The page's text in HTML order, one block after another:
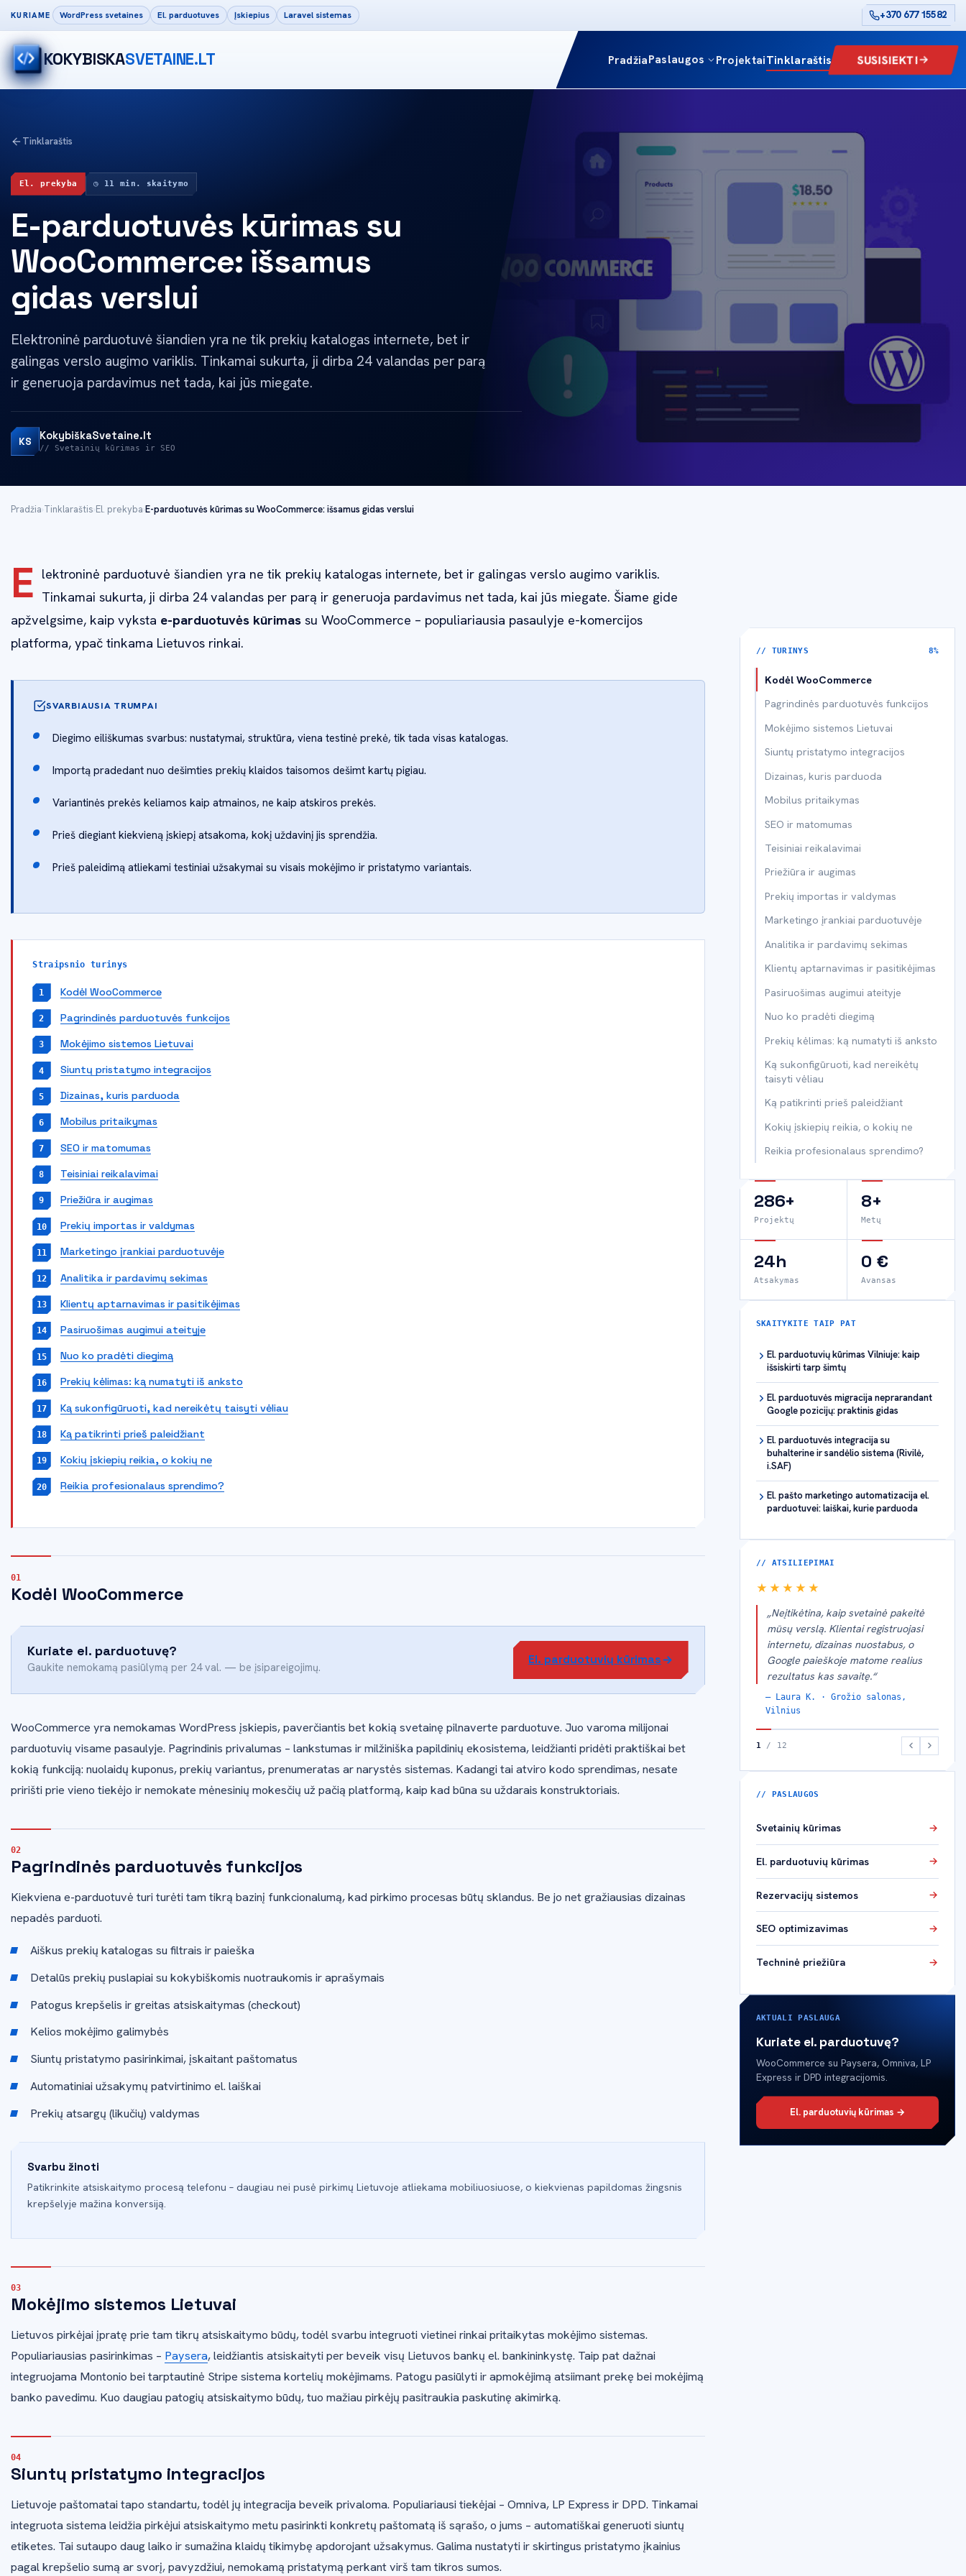
KURIAME WordPress svetaines El. parduotuves Įskiepius Laravel sistemas +370 677 15582
KOKYBISKASVETAINE.LT PradžiaPaslaugos ProjektaiTinklaraštis SUSISIEKTI
Tinklaraštis
El. prekyba ◷ 11 min. skaitymo
E-parduotuvės kūrimas su
WooCommerce: išsamus
gidas verslui
Elektroninė parduotuvė šiandien yra ne tik prekių katalogas internete, bet ir
galingas verslo augimo variklis. Tinkamai sukurta, ji dirba 24 valandas per parą
ir generuoja pardavimus net tada, kai jūs miegate.
KS KokybiškaSvetaine.lt
// Svetainių kūrimas ir SEO
Pradžia Tinklaraštis El. prekyba E-parduotuvės kūrimas su WooCommerce: išsamus gidas verslui
E lektroninė parduotuvė šiandien yra ne tik prekių katalogas internete, bet ir galingas verslo augimo variklis.
Tinkamai sukurta, ji dirba 24 valandas per parą ir generuoja pardavimus net tada, kai jūs miegate. Šiame gide
apžvelgsime, kaip vyksta e-parduotuvės kūrimas su WooCommerce – populiariausia pasaulyje e-komercijos
platforma, ypač tinkama Lietuvos rinkai.
SVARBIAUSIA TRUMPAI
Diegimo eiliškumas svarbus: nustatymai, struktūra, viena testinė prekė, tik tada visas katalogas.
Importą pradedant nuo dešimties prekių klaidos taisomos dešimt kartų pigiau.
Variantinės prekės keliamos kaip atmainos, ne kaip atskiros prekės.
Prieš diegiant kiekvieną įskiepį atsakoma, kokį uždavinį jis sprendžia.
Prieš paleidimą atliekami testiniai užsakymai su visais mokėjimo ir pristatymo variantais.
Straipsnio turinys
Kodėl WooCommerce
Pagrindinės parduotuvės funkcijos
Mokėjimo sistemos Lietuvai
Siuntų pristatymo integracijos
Dizainas, kuris parduoda
Mobilus pritaikymas
SEO ir matomumas
Teisiniai reikalavimai
Priežiūra ir augimas
Prekių importas ir valdymas
Marketingo įrankiai parduotuvėje
Analitika ir pardavimų sekimas
Klientų aptarnavimas ir pasitikėjimas
Pasiruošimas augimui ateityje
Nuo ko pradėti diegimą
Prekių kėlimas: ką numatyti iš anksto
Ką sukonfigūruoti, kad nereikėtų taisyti vėliau
Ką patikrinti prieš paleidžiant
Kokių įskiepių reikia, o kokių ne
Reikia profesionalaus sprendimo?
Kodėl WooCommerce
Kuriate el. parduotuvę?
Gaukite nemokamą pasiūlymą per 24 val. — be įsipareigojimų. El. parduotuvių kūrimas
WooCommerce yra nemokamas WordPress įskiepis, paverčiantis bet kokią svetainę pilnaverte parduotuve. Juo varoma milijonai
parduotuvių visame pasaulyje. Pagrindinis privalumas – lankstumas ir milžiniška papildinių ekosistema, leidžianti pridėti praktiškai bet
kokią funkciją: nuolaidų kuponus, prekių variantus, prenumeratas ar narystės sistemas. Kadangi tai atviro kodo sprendimas, nesate
pririšti prie vieno tiekėjo ir nemokate mėnesinių mokesčių už pačią platformą, kaip kad būna su uždarais konstruktoriais.
Pagrindinės parduotuvės funkcijos
Kiekviena e-parduotuvė turi turėti tam tikrą bazinį funkcionalumą, kad pirkimo procesas būtų sklandus. Be jo net gražiausias dizainas
nepadės parduoti.
Aiškus prekių katalogas su filtrais ir paieška
Detalūs prekių puslapiai su kokybiškomis nuotraukomis ir aprašymais
Patogus krepšelis ir greitas atsiskaitymas (checkout)
Kelios mokėjimo galimybės
Siuntų pristatymo pasirinkimai, įskaitant paštomatus
Automatiniai užsakymų patvirtinimo el. laiškai
Prekių atsargų (likučių) valdymas
Svarbu žinoti
Patikrinkite atsiskaitymo procesą telefonu – daugiau nei pusė pirkimų Lietuvoje atliekama mobiliuosiuose, o kiekvienas papildomas žingsnis
krepšelyje mažina konversiją.
Mokėjimo sistemos Lietuvai
Lietuvos pirkėjai įpratę prie tam tikrų atsiskaitymo būdų, todėl svarbu integruoti vietinei rinkai pritaikytas mokėjimo sistemas.
Populiariausias pasirinkimas – Paysera, leidžiantis atsiskaityti per beveik visų Lietuvos bankų el. bankininkystę. Taip pat dažnai
integruojama Montonio bei tarptautinė Stripe sistema kortelių mokėjimams. Patogu pasiūlyti ir apmokėjimą atsiimant prekę bei mokėjimą
banko pavedimu. Kuo daugiau patogių atsiskaitymo būdų, tuo mažiau pirkėjų pasitraukia paskutinę akimirką.
Siuntų pristatymo integracijos
Lietuvoje paštomatai tapo standartu, todėl jų integracija beveik privaloma. Populiariausi tiekėjai – Omniva, LP Express ir DPD. Tinkamai
integruota sistema leidžia pirkėjui atsiskaitymo metu pasirinkti konkretų paštomatą iš sąrašo, o jums – automatiškai generuoti siuntų
etiketes. Tai sutaupo daug laiko ir sumažina klaidų tikimybę apdorojant užsakymus. Galima nustatyti ir skirtingus pristatymo įkainius
pagal krepšelio sumą ar svorį, pavyzdžiui, nemokamą pristatymą perkant virš tam tikros sumos.
// TURINYS 8%
Kodėl WooCommerce
Pagrindinės parduotuvės funkcijos
Mokėjimo sistemos Lietuvai
Siuntų pristatymo integracijos
Dizainas, kuris parduoda
Mobilus pritaikymas
SEO ir matomumas
Teisiniai reikalavimai
Priežiūra ir augimas
Prekių importas ir valdymas
Marketingo įrankiai parduotuvėje
Analitika ir pardavimų sekimas
Klientų aptarnavimas ir pasitikėjimas
Pasiruošimas augimui ateityje
Nuo ko pradėti diegimą
Prekių kėlimas: ką numatyti iš anksto
Ką sukonfigūruoti, kad nereikėtų
taisyti vėliau
Ką patikrinti prieš paleidžiant
Kokių įskiepių reikia, o kokių ne
Reikia profesionalaus sprendimo?
286+
Projektų
8+
Metų
24h
Atsakymas
0 €
Avansas
SKAITYKITE TAIP PAT
El. parduotuvių kūrimas Vilniuje: kaip
išsiskirti tarp šimtų
El. parduotuvės migracija neprarandant
Google pozicijų: praktinis gidas
El. parduotuvės integracija su
buhalterine ir sandėlio sistema (Rivilė,
i.SAF)
El. pašto marketingo automatizacija el.
parduotuvei: laiškai, kurie parduoda
// ATSILIEPIMAI
★★★★★
„Ne tik sukūrė modernią svetainę,
bet ir optimizavo SEO taip, kad
esame pirmame Google puslapyje.
Investicija atsipirko per kelis
mėnesius.“
— Mindaugas P. · Statybos įmonė
2/ 12
AKTUALI PASLAUGA
Kuriate el. parduotuvę?
WooCommerce su Paysera, Omniva, LP
Express ir DPD integracijomis.
El. parduotuvių kūrimas →
// PASLAUGOS
Svetainių kūrimas
El. parduotuvių kūrimas
Rezervacijų sistemos
SEO optimizavimas
Techninė priežiūra